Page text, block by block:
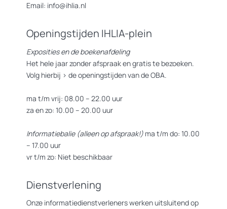
Email: info@ihlia.nl
Openingstijden IHLIA-plein
Exposities en de boekenafdeling
Het hele jaar zonder afspraak en gratis te bezoeken.
Volg hierbij > de openingstijden van de OBA.
ma t/m vrij: 08.00 – 22.00 uur
za en zo: 10.00 – 20.00 uur
Informatiebalie (alleen op afspraak!) ma t/m do: 10.00
– 17.00 uur
vr t/m zo: Niet beschikbaar
Dienstverlening
Onze informatiedienstverleners werken uitsluitend op